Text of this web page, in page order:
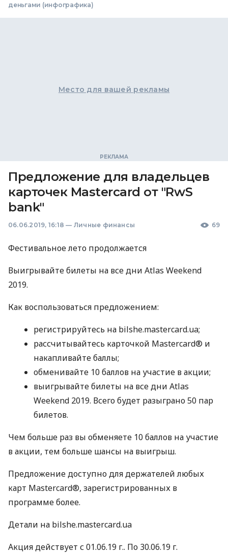
деньгами (инфографика)
Место для вашей рекламы
Предложение для владельцев
карточек Mastercard от "RwS
bank"
06.06.2019, 16:18 — Личные финансы 69
Фестивальное лето продолжается
Выигрывайте билеты на все дни Atlas Weekend
2019.
Как воспользоваться предложением:
регистрируйтесь на bilshe.mastercard.ua;
рассчитывайтесь карточкой Mastercard® и
накапливайте баллы;
обменивайте 10 баллов на участие в акции;
выигрывайте билеты на все дни Atlas
Weekend 2019. Всего будет разыграно 50 пар
билетов.
Чем больше раз вы обменяете 10 баллов на участие
в акции, тем больше шансы на выигрыш.
Предложение доступно для держателей любых
карт Mastercard®, зарегистрированных в
программе более.
Детали на bilshe.mastercard.ua
Акция действует с 01.06.19 г.. По 30.06.19 г.